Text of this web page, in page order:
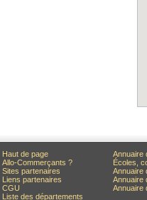
Haut de page
Allo-Commerçants ?
Sites partenaires
Liens partenaires
CGU
Liste des départements
Annuaire
Écoles,
Annuaire
Annuaire
Annuaire